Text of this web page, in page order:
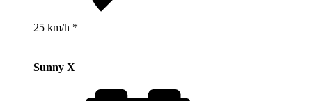
25 km/h *
Sunny X